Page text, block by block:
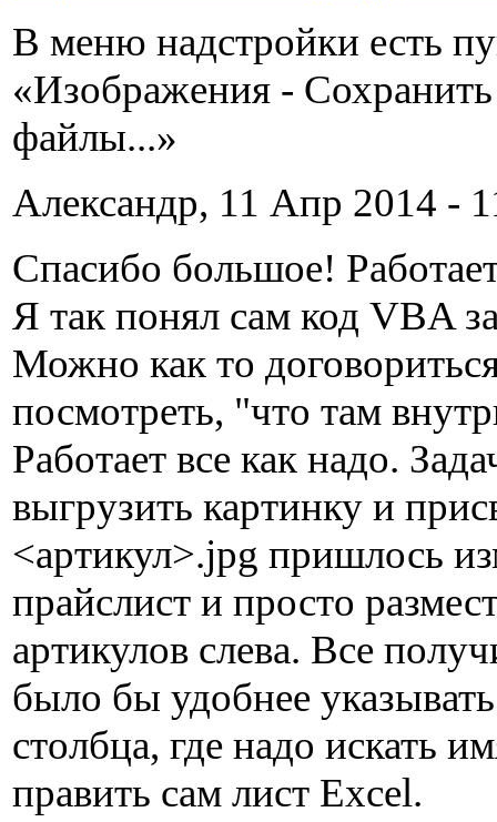
В меню надстройки есть
«Изображения -
файлы...»
Александр, 11 Апр 2014 -
Спасибо большое!
Я так понял сам код VBA
Можно как то
посмотреть, "что там
Работает все как надо.
выгрузить картинку и
<артикул>.jpg пришлось
прайслист и просто
артикулов слева. Все
было бы удобнее
столбца, где надо искать
править сам лист Excel.